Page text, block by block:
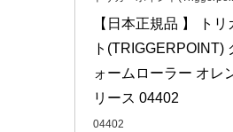
【日本正規品 】 ト
ト(TRIGGERPOINT)
ォームローラー オレ
リース 04402
04402